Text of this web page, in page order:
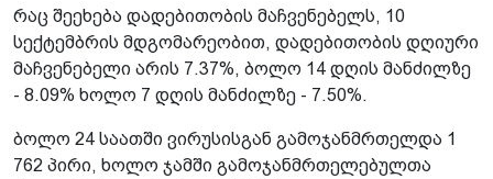
რაც შეეხება დადებითობის მაჩვენებელს, 10
სექტემბრის მდგომარეობით, დადებითობის დღიური
მაჩვენებელი არის 7.37%, ბოლო 14 დღის მანძილზე
- 8.09% ხოლო 7 დღის მანძილზე - 7.50%.
ბოლო 24 საათში ვირუსისგან გამოჯანმრთელდა 1
762 პირი, ხოლო ჯამში გამოჯანმრთელებულთა